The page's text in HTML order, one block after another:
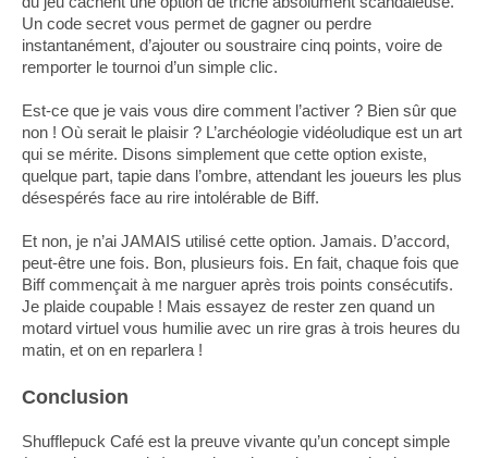
Un code secret vous permet de gagner ou perdre
instantanément, d’ajouter ou soustraire cinq points, voire de
remporter le tournoi d’un simple clic.
Est-ce que je vais vous dire comment l’activer ? Bien sûr que
non ! Où serait le plaisir ? L’archéologie vidéoludique est un art
qui se mérite. Disons simplement que cette option existe,
quelque part, tapie dans l’ombre, attendant les joueurs les plus
désespérés face au rire intolérable de Biff.
Et non, je n’ai JAMAIS utilisé cette option. Jamais. D’accord,
peut-être une fois. Bon, plusieurs fois. En fait, chaque fois que
Biff commençait à me narguer après trois points consécutifs.
Je plaide coupable ! Mais essayez de rester zen quand un
motard virtuel vous humilie avec un rire gras à trois heures du
matin, et on en reparlera !
Conclusion
Shufflepuck Café est la preuve vivante qu’un concept simple